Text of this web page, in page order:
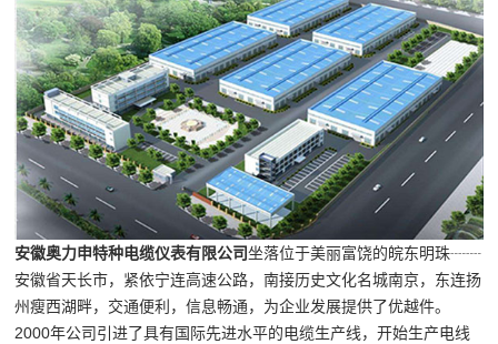
安徽奥力申特种电缆仪表有限公司坐落位于美丽富饶的皖东明珠┈┈
安徽省天长市，紧依宁连高速公路，南接历史文化名城南京，东连扬
州瘦西湖畔，交通便利，信息畅通，为企业发展提供了优越件。
2000年公司引进了具有国际先进水平的电缆生产线，开始生产电线